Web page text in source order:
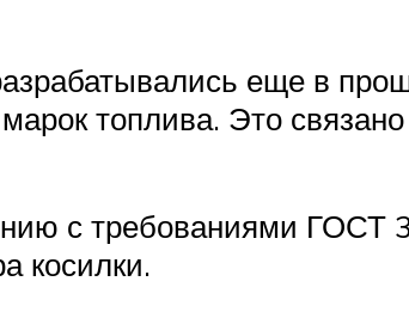
еще в
топлива. Это связано
с требованиями ГОСТ
косилки.